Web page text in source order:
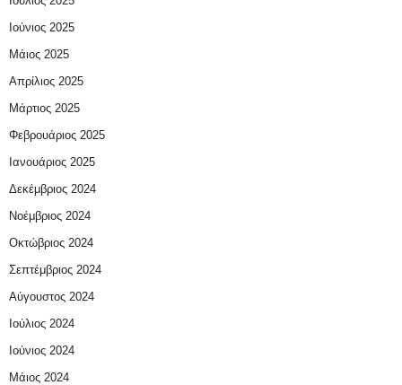
Ιούνιος 2025
Μάιος 2025
Απρίλιος 2025
Μάρτιος 2025
Φεβρουάριος 2025
Ιανουάριος 2025
Δεκέμβριος 2024
Νοέμβριος 2024
Οκτώβριος 2024
Σεπτέμβριος 2024
Αύγουστος 2024
Ιούλιος 2024
Ιούνιος 2024
Μάιος 2024